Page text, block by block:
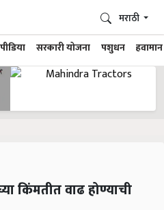
सरकारी योजना पशुधन हवामान
मराठी
किंमतीत वाढ होण्याची